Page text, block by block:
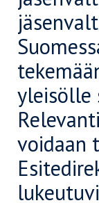
yleisölle
voidaan